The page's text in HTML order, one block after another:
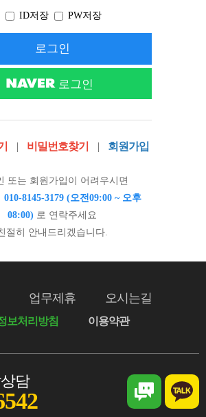
ID저장 PW저장
로그인
로그인
| 비밀번호찾기 | 회원가입
또는 회원가입이 어려우시면
010-8145-3179 (오전09:00 ~ 오후
08:00) 로 연락주세요
절히 안내드리겠습니다.
업무제휴 오시는길
보처리방침 이용약관
담